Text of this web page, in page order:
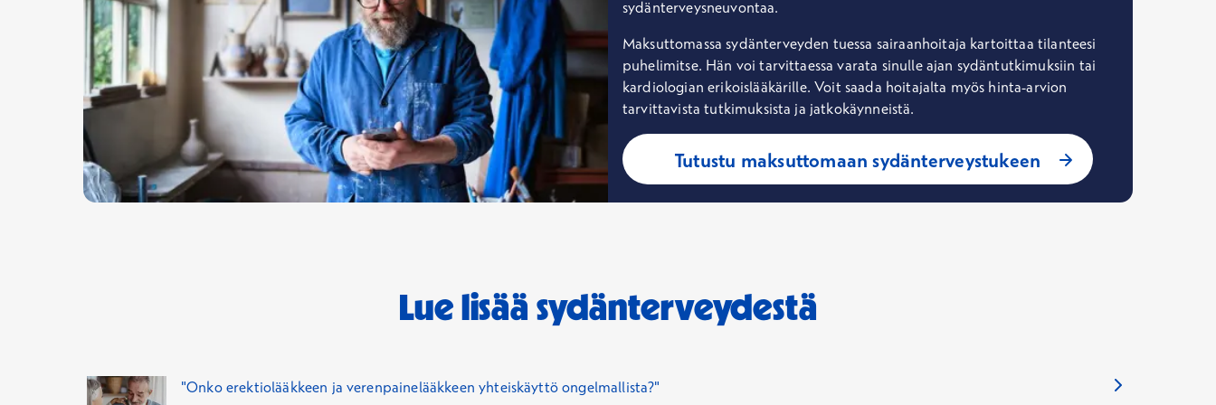
uniapnea
runsasta alkoholinkäyttöä
suvussa sydänsairauksia
muu pitkäaikaissairaus, joka lisää sydänterveyden huolia
Katso tulos sovelluksesta.
Jos sovellus havaitsee eteisvärinän tai sinulla on huolia sydänterveyteesi liittyen, ole yhteydessä Terveystalon maksuttomaan+65 Sydänterveystukeen.
sydänterveysneuvontaa.
Maksuttomassa sydänterveyden tuessa sairaanhoitaja kartoittaa tilanteesi
puhelimitse. Hän voi tarvittaessa varata sinulle ajan sydäntutkimuksiin tai
kardiologian erikoislääkärille. Voit saada hoitajalta myös hinta-arvion
tarvittavista tutkimuksista ja jatkokäynneistä.
Tutustu maksuttomaan sydänterveystukeen
Lue lisää sydänterveydestä
"Onko erektiolääkkeen ja verenpainelääkkeen yhteiskäyttö ongelmallista?"